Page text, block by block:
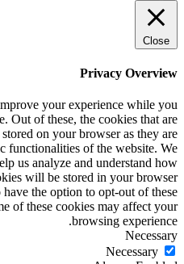
Close
Privacy Overview
your experience while you
Out of these, the cookies that are
on your browser as they are
functionalities of the website. We
us analyze and understand how
will be stored in your browser
the option to opt-out of these
of these cookies may affect your
browsing experience.
Necessary
Necessary